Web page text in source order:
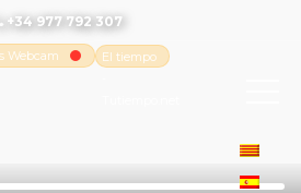
+34 977 792 307
Webcam
El tiempo